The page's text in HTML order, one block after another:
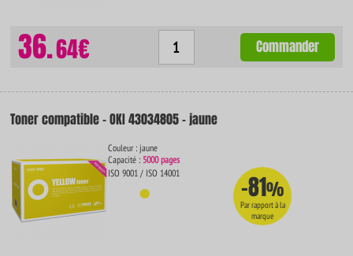
36.64€ Commander
Toner compatible - OKI 43034805 - jaune
Couleur : jaune
Capacité :5000 pages
ISO 9001 / ISO 14001
-81%
Par rapport à la
marque